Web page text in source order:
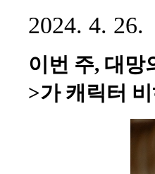
2024. 4. 26.
이번 주, 대망
>가 캐릭터